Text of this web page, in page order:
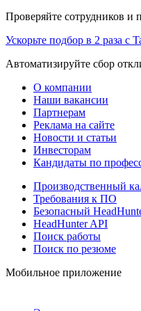
Проверяйте сотрудников и
Ускорьте подбор в 2 раза с
Автоматизируйте сбор
О компании
Наши вакансии
Партнерам
Реклама на сайте
Новости и статьи
Инвесторам
Кандидаты по
Производственный
Требования к ПО
Безопасный
HeadHunter API
Поиск работы
Поиск по резюме
Мобильное приложение